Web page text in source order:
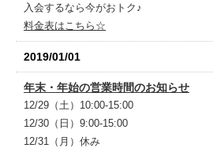
入会するなら今がおトク♪
料金表はこちら☆
2019/01/01
年末・年始の営業時間のお知らせ
12/29（土）10:00-15:00
12/30（日）9:00-15:00
12/31（月）休み